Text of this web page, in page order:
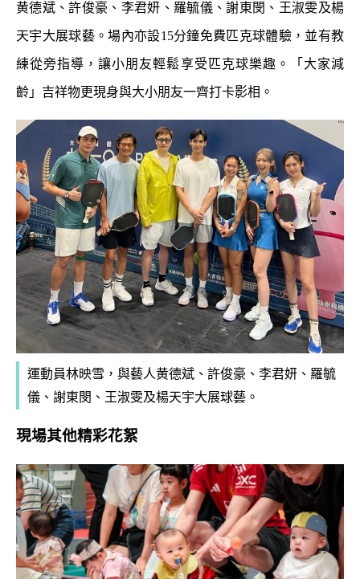
黄德斌、許俊豪、李君妍、羅毓儀、謝東閔、王淑雯及楊
天宇大展球藝。場內亦設15分鐘免費匹克球體驗，並有教
練從旁指導，讓小朋友輕鬆享受匹克球樂趣。「大家減
齡」吉祥物更現身與大小朋友一齊打卡影相。
運動員林映雪，與藝人黄德斌、許俊豪、李君妍、羅毓
儀、謝東閔、王淑雯及楊天宇大展球藝。
現場其他精彩花絮